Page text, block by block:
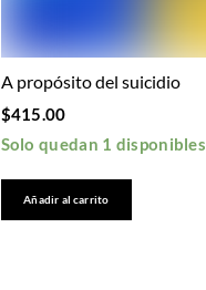
A propósito del suicidio
$415.00
Solo quedan 1 disponibles
Añadir al carrito